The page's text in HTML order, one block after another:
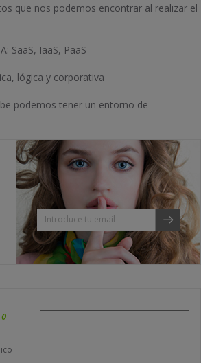
que nos podemos encontrar al realizar el
SaaS, IaaS, PaaS
lógica y corporativa
podemos tener un entorno de